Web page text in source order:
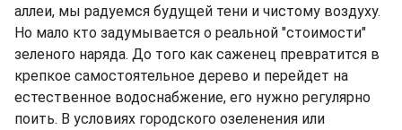
аллеи, мы радуемся будущей тени и чистому воздуху.
Но мало кто задумывается о реальной "стоимости"
зеленого наряда. До того как саженец превратится в
крепкое самостоятельное дерево и перейдет на
естественное водоснабжение, его нужно регулярно
поить. В условиях городского озеленения или